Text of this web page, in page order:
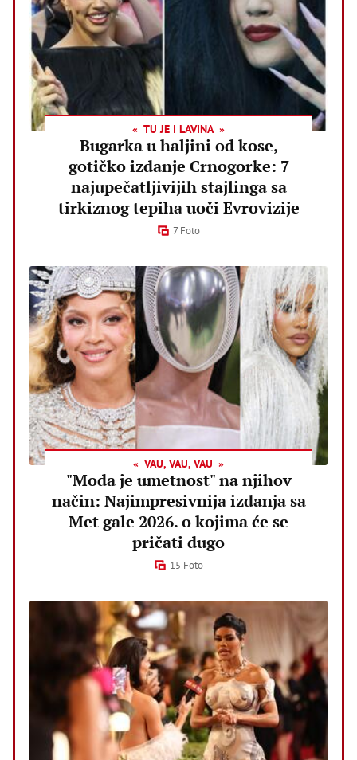
TU JE I LAVINA
Bugarka u haljini od kose,
gotičko izdanje Crnogorke: 7
najupečatljivijih stajlinga sa
tirkiznog tepiha uoči Evrovizije
7 Foto
VAU, VAU, VAU
"Moda je umetnost" na njihov
način: Najimpresivnija izdanja sa
Met gale 2026. o kojima će se
pričati dugo
15 Foto